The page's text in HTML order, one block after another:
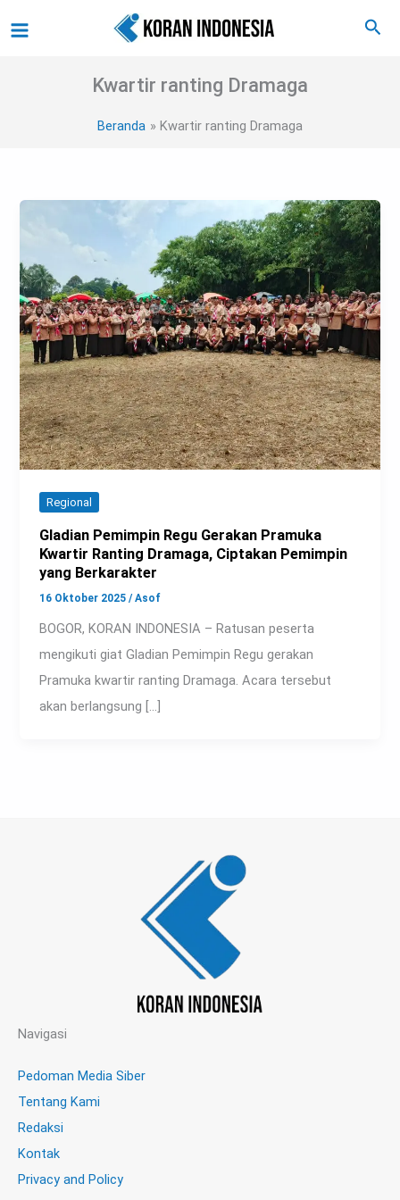
ke
Cari
Kwartir ranting Dramaga
Beranda Kwartir ranting Dramaga
Regional
Gladian Pemimpin Regu Gerakan Pramuka
Kwartir Ranting Dramaga, Ciptakan Pemimpin
yang Berkarakter
16 Oktober 2025/Asof
BOGOR, KORAN INDONESIA – Ratusan peserta
mengikuti giat Gladian Pemimpin Regu gerakan
Pramuka kwartir ranting Dramaga. Acara tersebut
akan berlangsung […]
Navigasi
Pedoman Media Siber
Tentang Kami
Redaksi
Kontak
Privacy and Policy